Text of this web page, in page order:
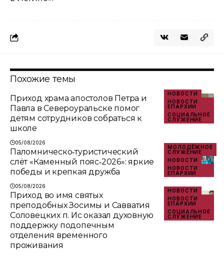
Похожие темы
НОВОСТИ
НОВОСТИ
ЕПАРХИИ
СОЦИАЛЬНОЕ
СЛУЖЕНИЕ
Приход храма апостолов Петра и
Павла в Североуральске помог
детям сотрудников собраться к
школе
05/08/2026
МОЛОДЁЖНОЕ
СЛУЖЕНИЕ
НОВОСТИ
НОВОСТИ
ЕПАРХИИ
Паломническо‑туристический
слёт «Каменный пояс‑2026»: яркие
победы и крепкая дружба
05/08/2026
НОВОСТИ
НОВОСТИ
ЕПАРХИИ
СОЦИАЛЬНОЕ
СЛУЖЕНИЕ
Приход во имя святых
преподобных Зосимы и Савватия
Соловецких п. Ис оказал духовную
поддержку подопечным
отделения временного
проживания